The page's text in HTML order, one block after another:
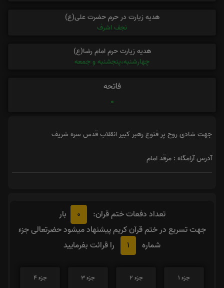
هدیه زیارت در حرم حضرت علی(ع)
نجف اشرف
هدیه زیارت حرم امام رضا(ع)
چهارشنبه،پنجشنبه و جمعه
فاتحه
0
جهت شادی روح پر فتوع رهبر کبیر انقلاب قدس سره شریف
آدرس آرامگاه : مرقد امام
تعداد دفعات ختم قران: 0
بار
جهت تسریع در ختم قرآن کریم پیشنهاد میشود حضرتعالی جزء
شماره
1 را قرائت بفرمایید
جزء 1
جزء 2
جزء 3
جزء 4